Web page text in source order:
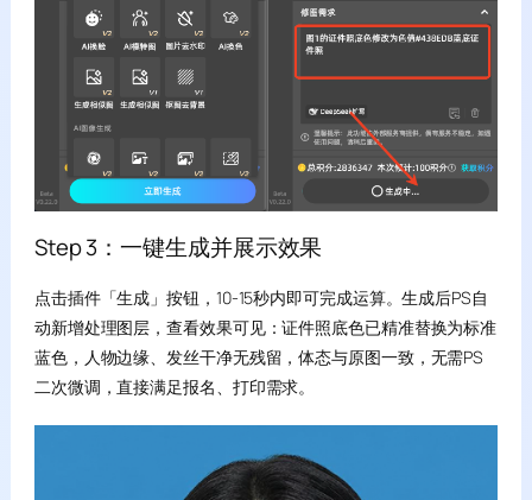
Step 3：一键生成并展示效果
点击插件「生成」按钮，10-15秒内即可完成运算。生成后PS自
动新增处理图层，查看效果可见：证件照底色已精准替换为标准
蓝色，人物边缘、发丝干净无残留，体态与原图一致，无需PS
二次微调，直接满足报名、打印需求。